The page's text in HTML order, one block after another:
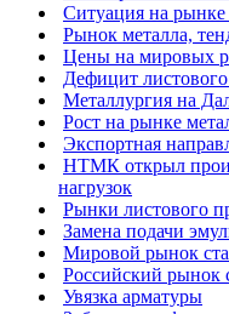
Ситуация на рынке
Рынок металла,
Цены на мировых
Дефицит листового
Металлургия на
Рост на рынке
Экспортная
НТМК открыл
нагрузок
Рынки листового
Замена подачи
Мировой рынок
Российский рынок
Увязка арматуры